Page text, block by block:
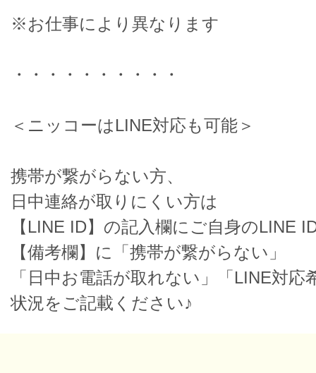
※お仕事により異なります
・・・・・・・・・・
＜ニッコーはLINE対応も可能＞
携帯が繋がらない方、
日中連絡が取りにくい方は
【LINE ID】の記入欄にご自身のLINE
【備考欄】に「携帯が繋がらない」
「日中お電話が取れない」「LINE対応
状況をご記載ください♪